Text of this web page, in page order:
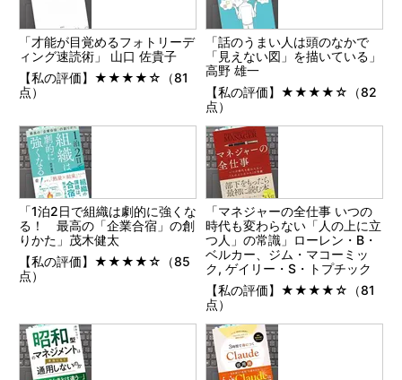
「才能が目覚めるフォトリーデ
ィング速読術」 山口 佐貴子
【私の評価】★★★★☆（81
点）
「話のうまい人は頭のなかで
「見えない図」を描いている」
高野 雄一
【私の評価】★★★★☆（82
点）
「1泊2日で組織は劇的に強くな
る！ 最高の「企業合宿」の創
りかた」茂木健太
【私の評価】★★★★☆（85
点）
「マネジャーの全仕事 いつの
時代も変わらない「人の上に立
つ人」の常識」ローレン・B・
ベルカー、ジム・マコーミッ
ク, ゲイリー・S・トプチック
【私の評価】★★★★☆（81
点）